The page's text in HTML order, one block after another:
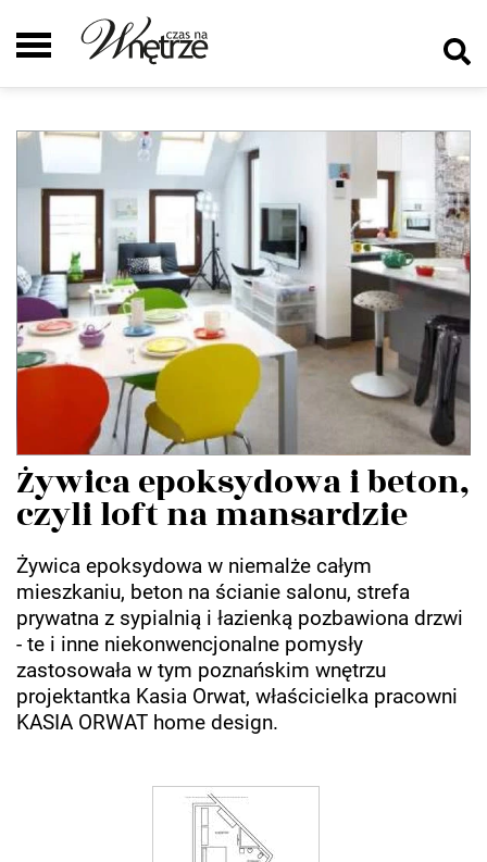
Żywica epoksydowa i beton,
czyli loft na mansardzie
Żywica epoksydowa w niemalże całym
mieszkaniu, beton na ścianie salonu, strefa
prywatna z sypialnią i łazienką pozbawiona drzwi
- te i inne niekonwencjonalne pomysły
zastosowała w tym poznańskim wnętrzu
projektantka Kasia Orwat, właścicielka pracowni
KASIA ORWAT home design.